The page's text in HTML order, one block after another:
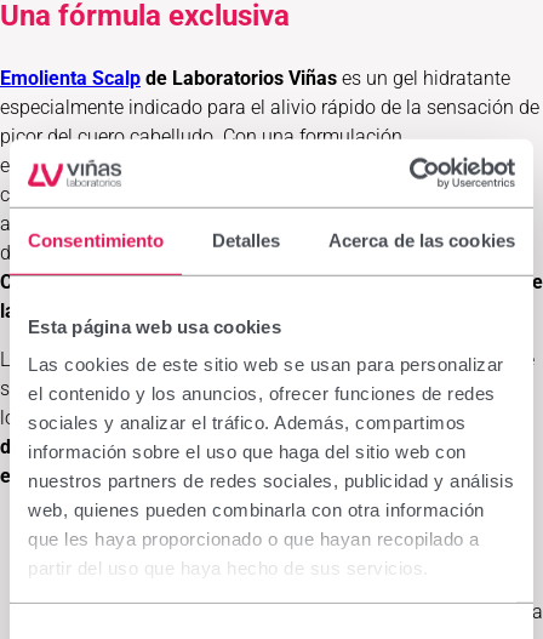
Consentimiento Detalles Acerca de las cookies
Esta página web usa cookies
Las cookies de este sitio web se usan para personalizar
el contenido y los anuncios, ofrecer funciones de redes
sociales y analizar el tráfico. Además, compartimos
información sobre el uso que haga del sitio web con
nuestros partners de redes sociales, publicidad y análisis
web, quienes pueden combinarla con otra información
que les haya proporcionado o que hayan recopilado a
partir del uso que haya hecho de sus servicios.
Una fórmula exclusiva
Emolienta Scalp de Laboratorios Viñas es un gel hidratante
especialmente indicado para el alivio rápido de la sensación de
picor del cuero cabelludo. Con una formulación
específicamente diseñada ejerce una hidratación intensa del
cuero cabelludo por su contenido en ácido hialurónico,
aportando una agradable y duradera sensación de frescor
debido a la presencia de mentol y otros agentes calmantes.
Con su aplicación se obtiene una rápida respuesta de alivio de
la sensación de picor evitando así la repetición del rascado.
Los ingredientes de Emolienta Scalp han sido cuidadosamente
seleccionados para garantizar su efectividad. Así, la suma de
los principales activoslogra como resultado eliminar el picor
de manera inmediata y prolongada, e hidratar la zona para
evitar su reaparición:
El Biosacarido Gum-1+ Dipotassium Glycyrrhizate
proporcionan alivio del picor prolongado gracias a su
LaProvitamina B5es la encargada de nutrir y estimular la